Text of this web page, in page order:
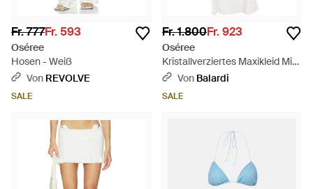
Fr. 777Fr. 593
Oséree
Hosen - Weiß
Von REVOLVE
SALE
Fr. 1.800Fr. 923
Oséree
Kristallverziertes Maxikleid Mit
Ringdetail - Weiß
Von Balardi
SALE